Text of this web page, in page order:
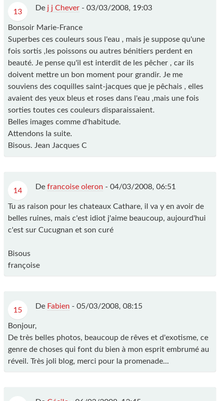
13 De j j Chever - 03/03/2008, 19:03
Bonsoir Marie-France
Superbes ces couleurs sous l'eau , mais je suppose qu'une
fois sortis ,les poissons ou autres bénitiers perdent en
beauté. Je pense qu'il est interdit de les pêcher , car ils
doivent mettre un bon moment pour grandir. Je me
souviens des coquilles saint-jacques que je pêchais , elles
avaient des yeux bleus et roses dans l'eau ,mais une fois
sorties toutes ces couleurs disparaissaient.
Belles images comme d'habitude.
Attendons la suite.
Bisous. Jean Jacques C
14 De francoise oleron - 04/03/2008, 06:51
Tu as raison pour les chateaux Cathare, il va y en avoir de
belles ruines, mais c'est idiot j'aime beaucoup, aujourd'hui
c'est sur Cucugnan et son curé
Bisous
françoise
15 De Fabien - 05/03/2008, 08:15
Bonjour,
De très belles photos, beaucoup de rêves et d'exotisme, ce
genre de choses qui font du bien à mon esprit embrumé au
réveil. Très joli blog, merci pour la promenade...